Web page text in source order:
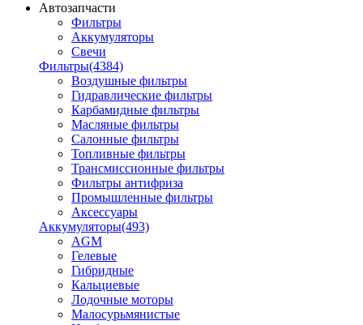
Автозапчасти
Фильтры
Аккумуляторы
Свечи
Фильтры(4384)
Воздушные фильтры
Гидравлические фильтры
Карбамидные фильтры
Масляные фильтры
Салонные фильтры
Топливные фильтры
Трансмиссионные фильтры
Фильтры антифриза
Промышленные фильтры
Аксессуары
Аккумуляторы(493)
AGM
Гелевые
Гибридные
Кальциевые
Лодочные моторы
Малосурьмянистые